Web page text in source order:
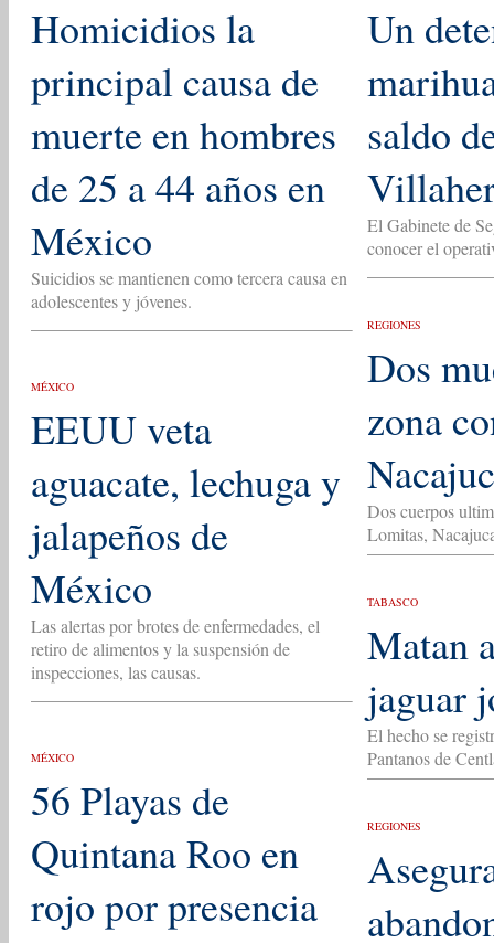
Homicidios la
principal causa de
muerte en hombres
de 25 a 44 años en
México
Suicidios se mantienen como tercera causa en
adolescentes y jóvenes.
MÉXICO
EEUU veta
aguacate, lechuga y
jalapeños de
México
Las alertas por brotes de enfermedades, el
retiro de alimentos y la suspensión de
inspecciones, las causas.
MÉXICO
56 Playas de
Quintana Roo en
rojo por presencia
Un
saldo
El Gabinete de
conocer el
REGIONES
Dos
zona
Dos cuerpos
Lomitas,
TABASCO
Matan
jaguar
El hecho se
Pantanos de
REGIONES